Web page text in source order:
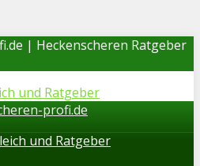
| Heckenscheren Ratgeber
profi.de
und Ratgeber